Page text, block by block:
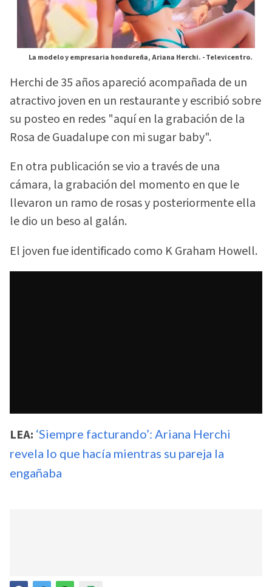
La modelo y empresaria hondureña, Ariana Herchi. -Televicentro.
Herchi de 35 años apareció acompañada de un
atractivo joven en un restaurante y escribió sobre
su posteo en redes "aquí en la grabación de la
Rosa de Guadalupe con mi sugar baby".
En otra publicación se vio a través de una
cámara, la grabación del momento en que le
llevaron un ramo de rosas y posteriormente ella
le dio un beso al galán.
El joven fue identificado como K Graham Howell.
LEA: ‘Siempre facturando’: Ariana Herchi
revela lo que hacía mientras su pareja la
engañaba